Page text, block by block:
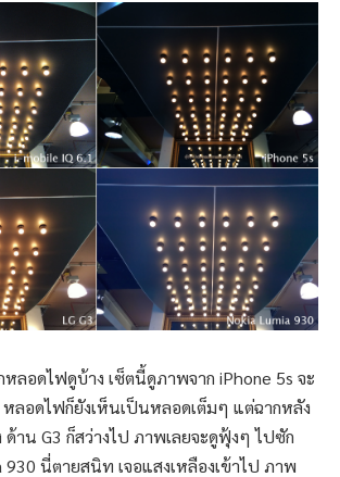
หลอดไฟดูบ้าง เซ็ตนี้ดูภาพจาก iPhone 5s จะ
หลอดไฟก็ยังเห็นเป็นหลอดเต็มๆ แต่ฉากหลัง
าน G3 ก็สว่างไป ภาพเลยจะดูฟุ้งๆ ไปซัก
นี่ตายสนิท เจอแสงเหลืองเข้าไป ภาพ